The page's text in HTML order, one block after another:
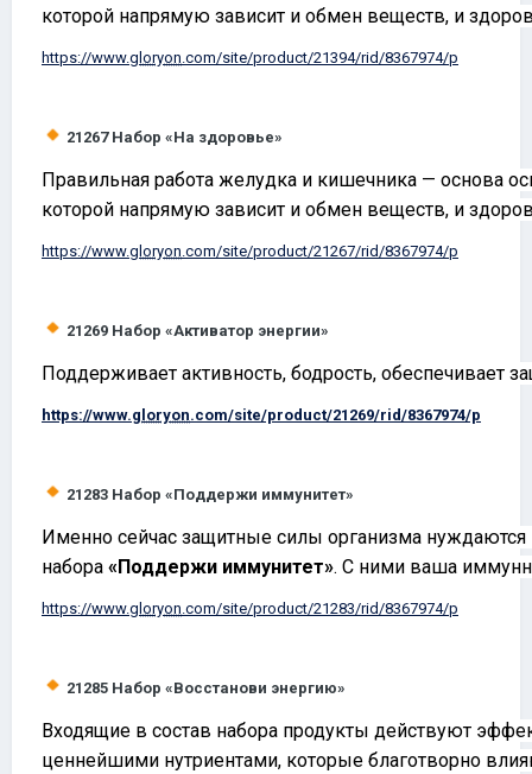
которой напрямую зависит и обмен веществ, и
https://www.gloryon.com/site/product/21394/rid/8367974/p
21267 Набор «На здоровье»
Правильная работа желудка и кишечника — основа
которой напрямую зависит и обмен веществ, и
https://www.gloryon.com/site/product/21267/rid/8367974/p
21269 Набор «Активатор энергии»
Поддерживает активность, бодрость, обеспечивает
https://www.gloryon.com/site/product/21269/rid/8367974/p
21283 Набор «Поддержи иммунитет»
Именно сейчас защитные силы организма
набора «Поддержи иммунитет». С ними ваша
https://www.gloryon.com/site/product/21283/rid/8367974/p
21285 Набор «Восстанови энергию»
Входящие в состав набора продукты действуют
ценнейшими нутриентами, которые благотворно